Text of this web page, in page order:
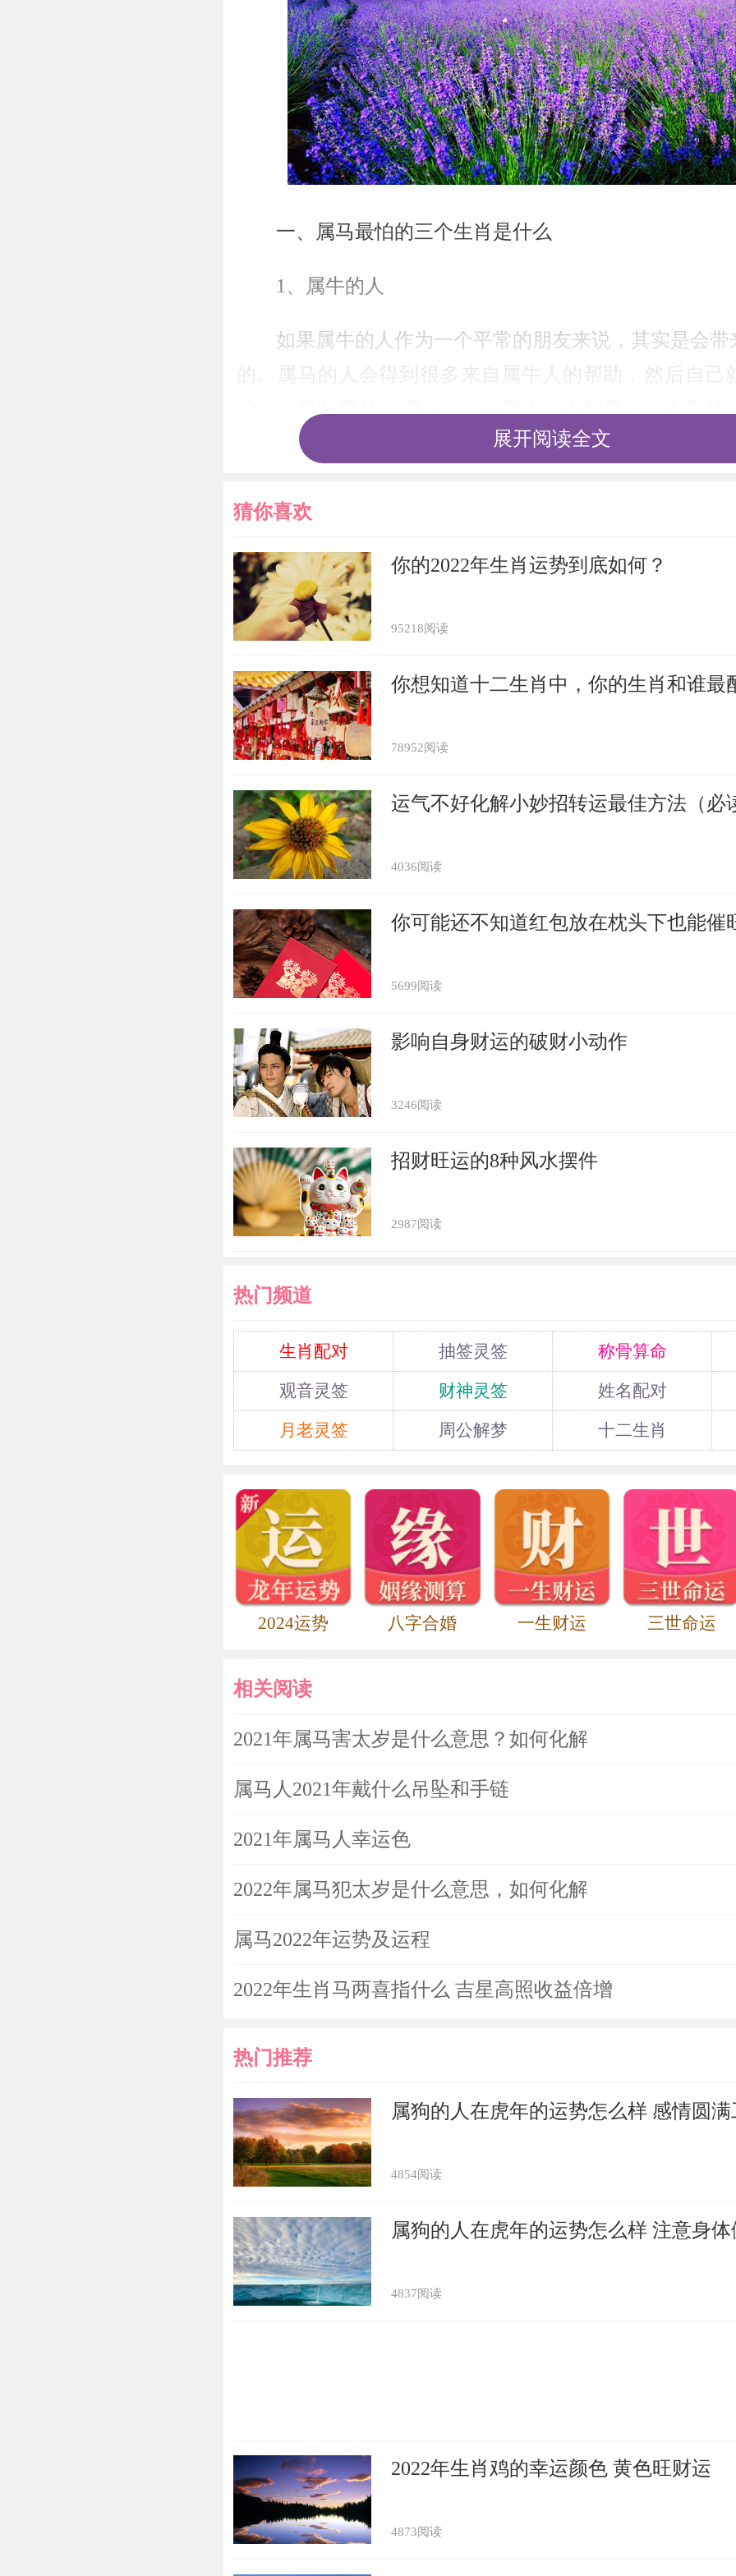
一、属马最怕的三个生肖是什么
1、属牛的人
如果属牛的人作为一个平常的朋友来说，其实是会
的。属马的人会得到很多来自属牛人的帮助，然后自己
的。但是如果从命理上来说，属牛的人和属马的人是处
的，非常不适合在一起，这是属马人最为害怕的生肖。
灾难，因此属马人遇到属牛人只可当做普通朋友，这样
是没有好处的。
2、属鼠的人
的，也就是说属鼠的人不论做什么都是和属马人相反的
发展都是非常不好的。这样的关系就导致了，这两个生
也做不成，一定不能够在一起，甚至是深交。这种命理
要重视起来，不可能对于自己的影响就是比较大的。
3、属马的人
做，午午自刑。意思就是两个属马的人在一起，会互相
相伤害，他们是会比较害怕这类型的人。
二、属马人一生克谁
属马的人和属鼠的人是非常相冲的，属鼠的人最克
样，属马的人最克的也是属鼠的人。彼此属子午相冲，
财，遇事崩塌。属马之人性格张扬跳脱，激进，风风火
高。脾气火爆，不拘小节，厌恶蝇营狗苟。属鼠之人性
滑，机会主义者，前瞻力极强，感知力丰富，喜投机取
巧的人。
属马2022年运势及运程
马在2022年犯太岁吗 属马人在虎年运势分析
2022年属马犯太岁是什么意思，如何化解
2021年属马害太岁是什么意思？如何化解
展开阅读全文
猜你喜欢
你的2022年生肖运势到底如何？
95218阅读
你想知道十二生肖中，你的生肖和谁最
78952阅读
运气不好化解小妙招转运最佳方法（必
4036阅读
你可能还不知道红包放在枕头下也能催
5699阅读
影响自身财运的破财小动作
3246阅读
招财旺运的8种风水摆件
2987阅读
热门频道
生肖配对 抽签灵签
称骨算命
观音灵签
财神灵签
姓名配对
月老灵签
周公解梦 十二生肖
2024运势 八字合婚 一生财运 三世命运
相关阅读
2021年属马害太岁是什么意思？如何化解
属马人2021年戴什么吊坠和手链
2021年属马人幸运色
2022年属马犯太岁是什么意思，如何化解
属马2022年运势及运程
2022年生肖马两喜指什么 吉星高照收益倍增
热门推荐
属狗的人在虎年的运势怎么样 感情圆
4854阅读
属狗的人在虎年的运势怎么样 注意身体
4837阅读
2022年生肖鸡的幸运颜色 黄色旺财运
4873阅读